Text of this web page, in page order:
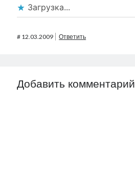
Загрузка...
# 12.03.2009 Ответить
Добавить комментарий